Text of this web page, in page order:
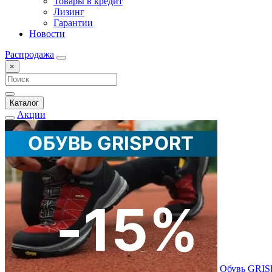
Лизинг
Гарантии
Новости
Распродажа
×
Каталог
Акции
Обувь